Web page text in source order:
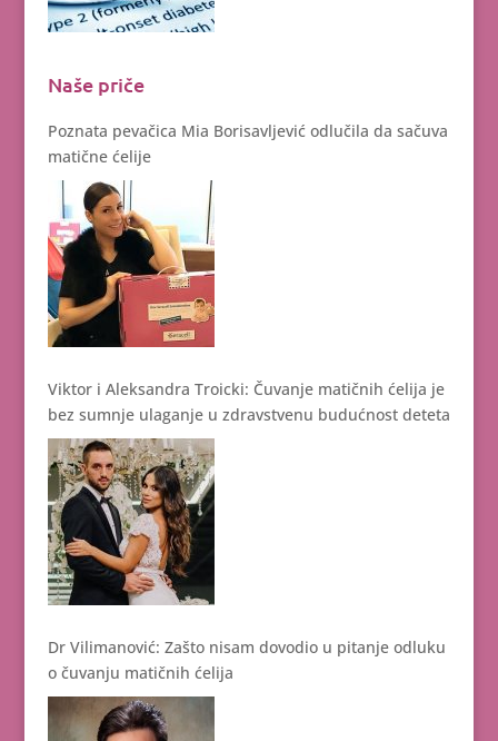
Naše priče
Poznata pevačica Mia Borisavljević odlučila da sačuva
matične ćelije
Viktor i Aleksandra Troicki: Čuvanje matičnih ćelija je
bez sumnje ulaganje u zdravstvenu budućnost deteta
Dr Vilimanović: Zašto nisam dovodio u pitanje odluku
o čuvanju matičnih ćelija